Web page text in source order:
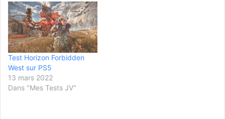
Test Horizon Forbidden
West sur PS5
13 mars 2022
Dans "Mes Tests JV"